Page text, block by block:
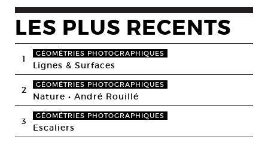
LES PLUS RECENTS
1 GÉOMÉTRIES PHOTOGRAPHIQUES
Lignes & Surfaces
2 GÉOMÉTRIES PHOTOGRAPHIQUES
Nature • André Rouillé
3 GÉOMÉTRIES PHOTOGRAPHIQUES
Escaliers